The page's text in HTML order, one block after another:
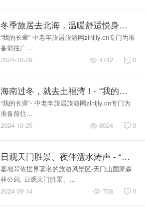
冬季旅居去北海，温暖舒适悦身心！-
“我的长辈”-中老年旅居旅游网zlnljly.cn专门为准
备前往广…
2024-10-29
0
4742
海南过冬，就去土福湾！- “我的长辈”
“我的长辈”- 中老年旅居旅游网zlnljly.cn专门为
准备前往…
2024-10-25
0
8024
日观天门胜景、夜伴澧水涛声 - “我的
基地背依世界著名的旅游风景区-天门山国家森
林公园, 日观天门胜景、…
2024-09-14
0
756